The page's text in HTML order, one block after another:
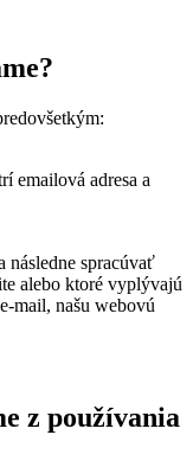
emailová adresa a
následne spracúvať
alebo ktoré vyplývajú
mail, našu webovú
z používania